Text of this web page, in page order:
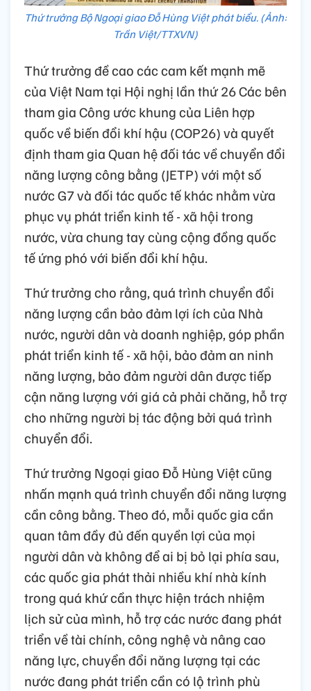
Thứ trưởng Bộ Ngoại giao Đỗ Hùng Việt phát biểu. (Ảnh:
Trần Việt/TTXVN)
Thứ trưởng đề cao các cam kết mạnh mẽ
của Việt Nam tại Hội nghị lần thứ 26 Các bên
tham gia Công ước khung của Liên hợp
quốc về biến đổi khí hậu (COP26) và quyết
định tham gia Quan hệ đối tác về chuyển đổi
năng lượng công bằng (JETP) với một số
nước G7 và đối tác quốc tế khác nhằm vừa
phục vụ phát triển kinh tế - xã hội trong
nước, vừa chung tay cùng cộng đồng quốc
tế ứng phó với biến đổi khí hậu.
Thứ trưởng cho rằng, quá trình chuyển đổi
năng lượng cần bảo đảm lợi ích của Nhà
nước, người dân và doanh nghiệp, góp phần
phát triển kinh tế - xã hội, bảo đảm an ninh
năng lượng, bảo đảm người dân được tiếp
cận năng lượng với giá cả phải chăng, hỗ trợ
cho những người bị tác động bởi quá trình
chuyển đổi.
Thứ trưởng Ngoại giao Đỗ Hùng Việt cũng
nhấn mạnh quá trình chuyển đổi năng lượng
cần công bằng. Theo đó, mỗi quốc gia cần
quan tâm đầy đủ đến quyền lợi của mọi
người dân và không để ai bị bỏ lại phía sau,
các quốc gia phát thải nhiều khí nhà kính
trong quá khứ cần thực hiện trách nhiệm
lịch sử của mình, hỗ trợ các nước đang phát
triển về tài chính, công nghệ và nâng cao
năng lực, chuyển đổi năng lượng tại các
nước đang phát triển cần có lộ trình phù